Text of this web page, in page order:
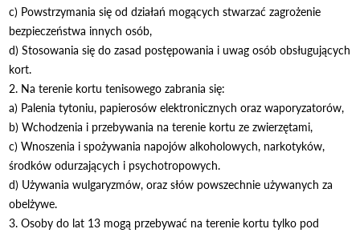
c) Powstrzymania się od działań mogących stwarzać zagrożenie
bezpieczeństwa innych osób,
d) Stosowania się do zasad postępowania i uwag osób obsługujących
kort.
2. Na terenie kortu tenisowego zabrania się:
a) Palenia tytoniu, papierosów elektronicznych oraz waporyzatorów,
b) Wchodzenia i przebywania na terenie kortu ze zwierzętami,
c) Wnoszenia i spożywania napojów alkoholowych, narkotyków,
środków odurzających i psychotropowych.
d) Używania wulgaryzmów, oraz słów powszechnie używanych za
obelżywe.
3. Osoby do lat 13 mogą przebywać na terenie kortu tylko pod